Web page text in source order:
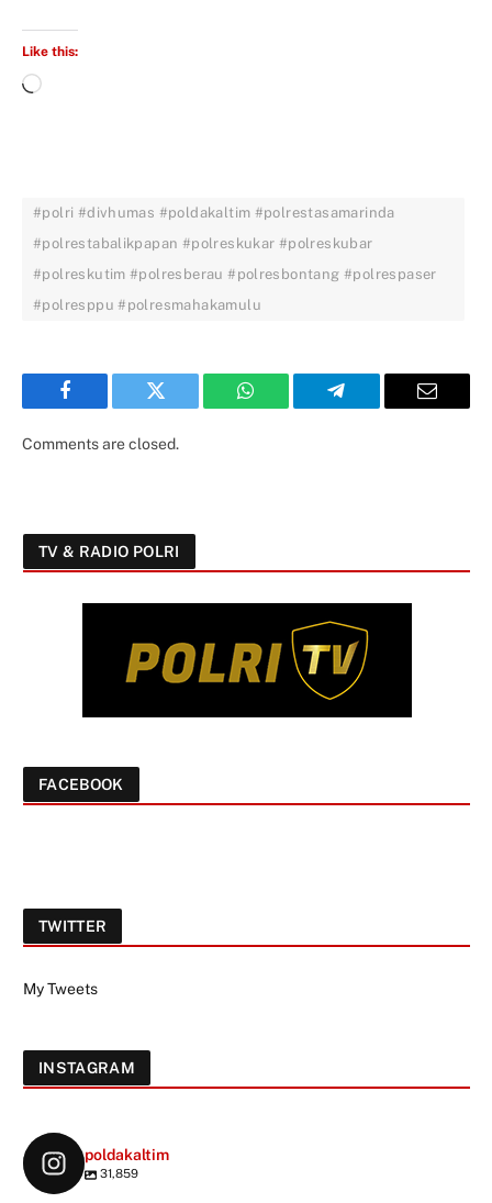
Like this:
#polri #divhumas #poldakaltim #polrestasamarinda
#polrestabalikpapan #polreskukar #polreskubar
#polreskutim #polresberau #polresbontang #polrespaser
#polresppu #polresmahakamulu
Facebook Twitter WhatsApp Telegram Email
Comments are closed.
TV & RADIO POLRI
FACEBOOK
TWITTER
My Tweets
INSTAGRAM
poldakaltim
31,859